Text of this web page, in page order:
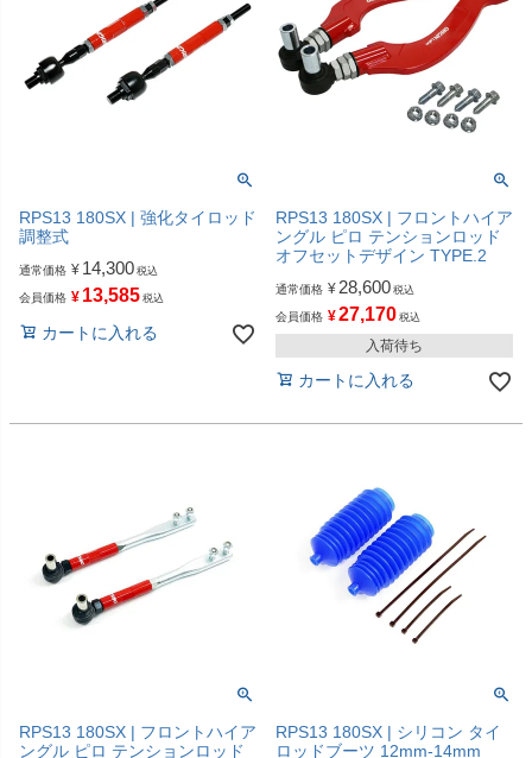
RPS13 180SX | 強化タイロッド
調整式
通常価格 ¥ 14,300 税込
会員価格 ¥ 13,585 税込
カートに入れる
RPS13 180SX | フロントハイア
ングル ピロ テンションロッド
オフセットデザイン TYPE.2
通常価格 ¥ 28,600 税込
会員価格 ¥27,170 税込
入荷待ち
カートに入れる
RPS13 180SX | フロントハイア
ングル ピロ テンションロッド
RPS13 180SX | シリコン タイ
ロッドブーツ 12mm-14mm